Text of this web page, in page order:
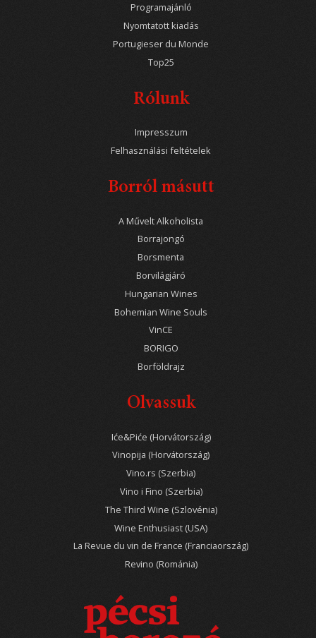
Programajánló
Nyomtatott kiadás
Portugieser du Monde
Top25
Rólunk
Impresszum
Felhasználási feltételek
Borról másutt
A Művelt Alkoholista
Borrajongó
Borsmenta
Borvilágjáró
Hungarian Wines
Bohemian Wine Souls
VinCE
BORIGO
Borföldrajz
Olvassuk
Iće&Piće (Horvátország)
Vinopija (Horvátország)
Vino.rs (Szerbia)
Vino i Fino (Szerbia)
The Third Wine (Szlovénia)
Wine Enthusiast (USA)
La Revue du vin de France (Franciaország)
Revino (Románia)